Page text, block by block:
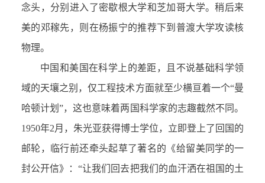
念头，分别进入了密歇根大学和芝加哥大学。稍后来
美的邓稼先，则在杨振宁的推荐下到普渡大学攻读核
物理。
中国和美国在科学上的差距，且不说基础科学领
域的天壤之别，仅工程技术方面就至少横亘着一个“曼
哈顿计划”，这也意味着两国科学家的志趣截然不同。
1950年2月，朱光亚获得博士学位，立即登上了回国的
邮轮，临行前还牵头起草了著名的《给留美同学的一
封公开信》：“让我们回去把我们的血汗洒在祖国的土